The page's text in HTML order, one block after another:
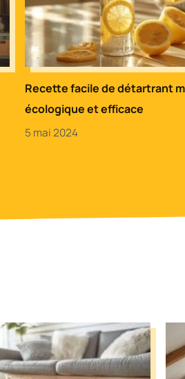
Recette facile de détartrant
écologique et efficace
5 mai 2024